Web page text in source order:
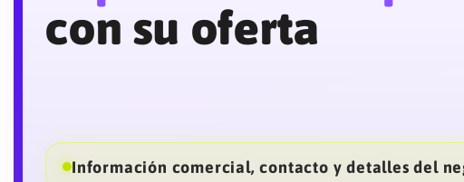
con su oferta
Información comercial, contacto y detalles del